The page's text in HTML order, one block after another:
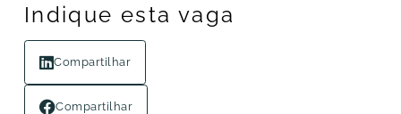
Indique esta vaga
Compartilhar
Compartilhar